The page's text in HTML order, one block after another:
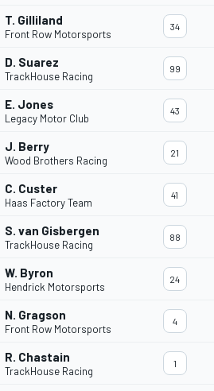
T. Gilliland
Front Row Motorsports
34
D. Suarez
TrackHouse Racing
99
E. Jones
Legacy Motor Club
43
J. Berry
Wood Brothers Racing
21
C. Custer
Haas Factory Team
41
S. van Gisbergen
TrackHouse Racing
88
W. Byron
Hendrick Motorsports
24
N. Gragson
Front Row Motorsports
4
R. Chastain
TrackHouse Racing
1